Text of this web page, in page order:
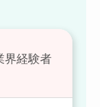
界経験者